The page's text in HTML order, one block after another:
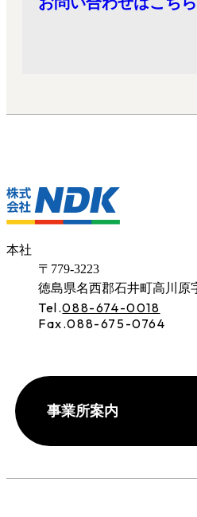
本社
〒779-3223
徳島県名西郡石井町高川原
Tel.088-674-0018
Fax.088-675-0764
事業所案内